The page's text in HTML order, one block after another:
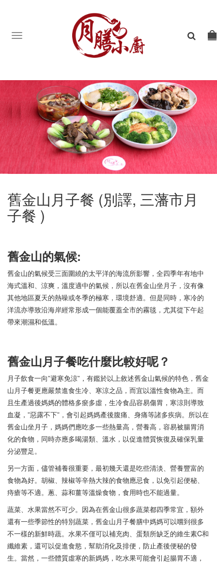
Toggle
舊金山月子餐 (別譯, 三藩市月
子餐 )
舊金山的氣候:
舊金山的氣候受三面圍繞的太平洋的海流所影響，全四季年有地中
海式溫和、涼爽，溫度適中的氣候，所以在舊金山坐月子，沒有像
其他地區夏天的熱噪或冬季的極寒，環境舒適。但是同時，寒冷的
洋流亦導致沿海岸經常形成一個能覆蓋全市的霧毯，尤其從下午起
帶來潮濕和低溫。
舊金山月子餐吃什麼比較好呢？
月子飲食一向”避寒免涼”，有鑑於以上敘述舊金山氣候的特色，舊金
山月子餐更應嚴禁進食生冷、寒涼之品，而宜以溫性食物為主。而
且生產過後媽媽的體格多瘀多虛，生冷食品容易傷胃，寒涼則導致
血凝，”惡露不下”，會引起媽媽產後腹痛、身痛等諸多疾病。所以在
舊金山坐月子，媽媽們應吃多一些熱量高，營養高，容易被腸胃消
化的食物，同時亦應多喝湯類、溫水，以促進體質恢復及確保乳量
分泌豐足。
另一方面，儘管補養很重要，最初幾天還是吃些清淡、營養豐富的
食物為好。胡椒、辣椒等辛熱大辣的食物應忌食，以免引起便秘、
痔瘡等不適。蔥、蒜和薑等溫燥食物，食用時也不能過量。
蔬菜、水果當然不可少。因為在舊金山很多蔬菜都四季常宜，額外
還有一些季節性的特別蔬菜，舊金山月子餐膳中媽媽可以嚐到很多
不一樣的新鮮時蔬。水果不僅可以補充肉、蛋類所缺乏的維生素C和
纖維素，還可以促進食慾，幫助消化及排便，防止產後便秘的發
生。當然，一些體質虛寒的新媽媽，吃水果可能會引起腸胃不適，